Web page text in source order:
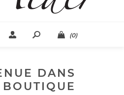
(0)
DANS